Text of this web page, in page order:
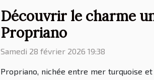
Découvrir le charme
Propriano
Samedi 28 février 2026 19:38
Propriano, nichée entre mer turquoise